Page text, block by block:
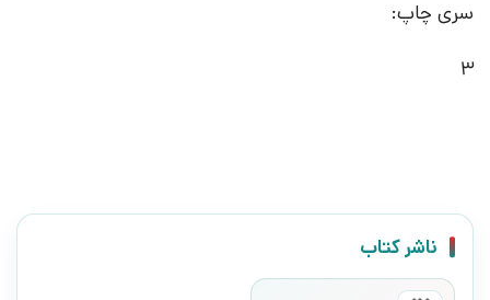
سری چاپ:
3
ناشر کتاب